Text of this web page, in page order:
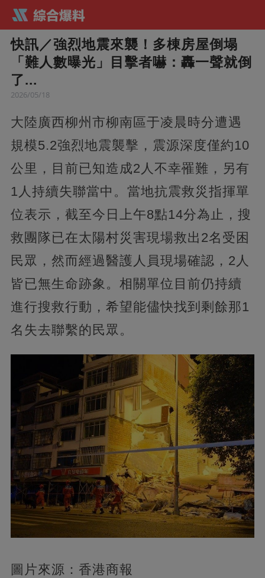
快訊／強烈地震來襲！多棟房屋倒塌
「難人數曝光」目擊者嚇：轟一聲就倒
了...
2026/05/18
大陸廣西柳州市柳南區于凌晨時分遭遇
規模5.2強烈地震襲擊，震源深度僅約10
公里，目前已知造成2人不幸罹難，另有
1人持續失聯當中。當地抗震救災指揮單
位表示，截至今日上午8點14分為止，搜
救團隊已在太陽村災害現場救出2名受困
民眾，然而經過醫護人員現場確認，2人
皆已無生命跡象。相關單位目前仍持續
進行搜救行動，希望能儘快找到剩餘那1
名失去聯繫的民眾。
圖片來源：香港商報